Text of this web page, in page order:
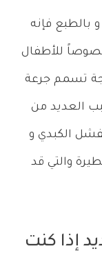
بالطبع فإنه
للأطفال
تسمم جرعة
العديد من
الكبدي و
والتي قد
إذا كنت